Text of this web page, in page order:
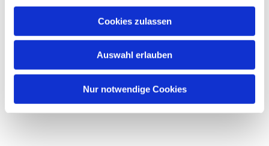
Cookies zulassen
Auswahl erlauben
Nur notwendige Cookies
interessieren